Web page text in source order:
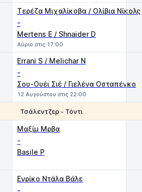
Τερέζα Μιχαλίκοβα / Ολίβια Νίκολς
-
Mertens E / Shnaider D
Αύριο στις 17:00
Errani S / Melichar N
-
Σου-Ουέι Σιέ / Γιελένα Οσταπένκο
12 Αυγούστου στις 22:00
Τσάλεντζερ - Τόντι
Μαξίμ Μρβα
-
Basile P
Ενρίκο Ντάλα Βάλε